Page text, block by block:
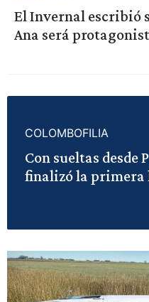
El Invernal escribió
Ana será
COLOMBOFILIA
Con sueltas desde
finalizó la primera